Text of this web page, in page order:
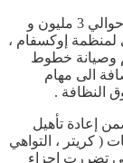
وتطرق اللقاء ، الى أهمية المشروع البالغ قيمته حوالي 3 مليون و
لمنظمة إوكسفام ،
وصيانة خطوط
الى مهام
النظافة .
إعادة تأهيل
( كريتر ، التواهي
تضررت اجزاء